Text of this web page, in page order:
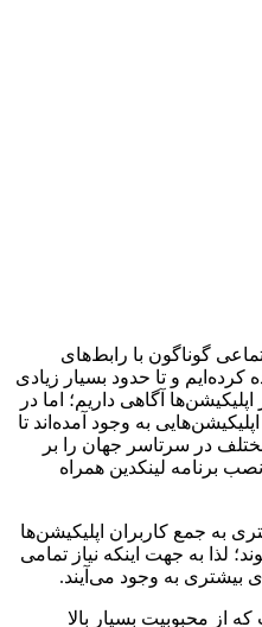
گوناگون با رابط‌های
کرده‌ایم و تا حدود بسیار زیادی
آگاهی داریم؛ اما در
به وجود آمده‌اند تا
مختلف در سرتاسر جهان را بر
برنامه لینکدین همراه
به جمع کاربران اپلیکیشن‌ها
لذا به جهت اینکه نیاز تمامی
بیشتری به وجود می‌آیند.
از محبوبیت بسیار بالا